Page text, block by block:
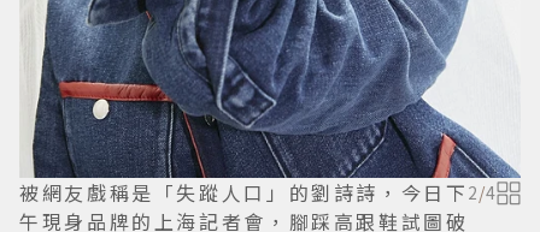
被網友戲稱是「失蹤人口」的劉詩詩，今日下
午現身品牌的上海記者會，腳踩高跟鞋試圖破
2/4